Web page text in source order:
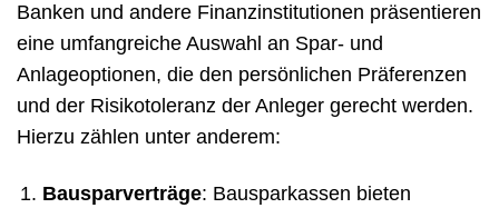
Banken und andere Finanzinstitutionen präsentieren
eine umfangreiche Auswahl an Spar- und
Anlageoptionen, die den persönlichen Präferenzen
und der Risikotoleranz der Anleger gerecht werden.
Hierzu zählen unter anderem:
Bausparverträge: Bausparkassen bieten